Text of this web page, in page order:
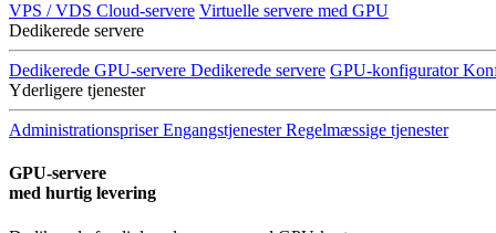
VPS / VDS Cloud-servere Virtuelle servere med GPU
Dedikerede servere
Dedikerede GPU-servere Dedikerede servere GPU-konfigurator
Yderligere tjenester
Administrationspriser Engangstjenester Regelmæssige tjenester
GPU-servere
med hurtig levering